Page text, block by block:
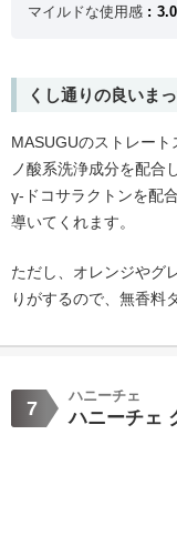
マイルドな使用感
3.0
くし通りの良いま
MASUGUのストレー
ノ酸系洗浄成分を配合
γ-ドコサラクトンを配
導いてくれます。
ただし、オレンジやグ
りがするので、無香料
7
ハニーチェ
ハニーチェ